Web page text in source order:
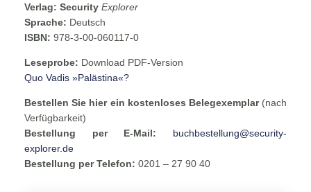
Verlag: Security Explorer
Sprache: Deutsch
ISBN: 978-3-00-060117-0
Leseprobe: Download PDF-Version
Quo Vadis »Palästina«?
Bestellen Sie hier ein kostenloses Belegexemplar (nach
Verfügbarkeit)
Bestellung per E-Mail:
buchbestellung@security-
explorer.de
Bestellung per Telefon: 0201 – 27 90 40